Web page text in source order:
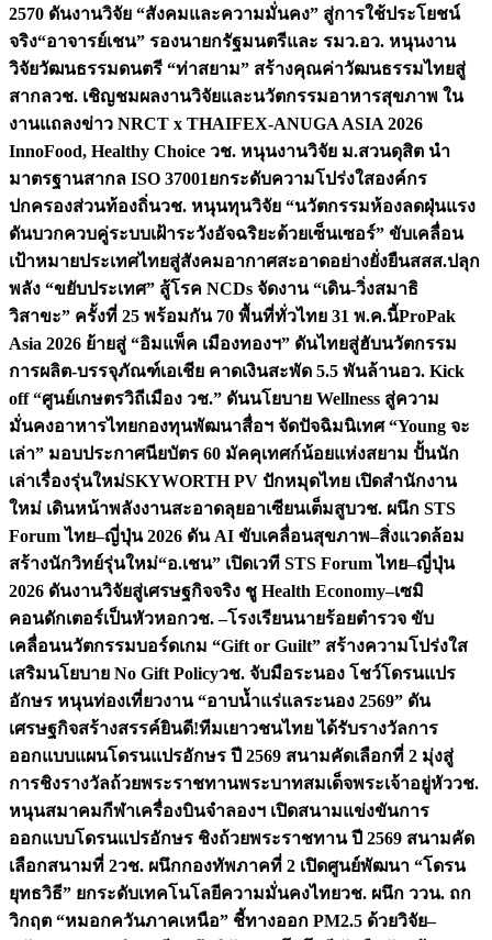
2570 ดันงานวิจัย “สังคมและความมั่นคง” สู่การใช้ประโยชน์
จริง“อาจารย์เชน” รองนายกรัฐมนตรีและ รมว.อว. หนุนงาน
วิจัยวัฒนธรรมดนตรี “ท่าสยาม” สร้างคุณค่าวัฒนธรรมไทยสู่
สากลวช. เชิญชมผลงานวิจัยและนวัตกรรมอาหารสุขภาพ ใน
งานแถลงข่าว NRCT x THAIFEX-ANUGA ASIA 2026
InnoFood, Healthy Choice วช. หนุนงานวิจัย ม.สวนดุสิต นำ
มาตรฐานสากล ISO 37001ยกระดับความโปร่งใสองค์กร
ปกครองส่วนท้องถิ่นวช. หนุนทุนวิจัย “นวัตกรรมห้องลดฝุ่นแรง
ดันบวกควบคู่ระบบเฝ้าระวังอัจฉริยะด้วยเซ็นเซอร์” ขับเคลื่อน
เป้าหมายประเทศไทยสู่สังคมอากาศสะอาดอย่างยั่งยืนสสส.ปลุก
พลัง “ขยับประเทศ” สู้โรค NCDs จัดงาน “เดิน-วิ่งสมาธิ
วิสาขะ” ครั้งที่ 25 พร้อมกัน 70 พื้นที่ทั่วไทย 31 พ.ค.นี้ProPak
Asia 2026 ย้ายสู่ “อิมแพ็ค เมืองทองฯ” ดันไทยสู่ฮับนวัตกรรม
การผลิต-บรรจุภัณฑ์เอเชีย คาดเงินสะพัด 5.5 พันล้านอว. Kick
off “ศูนย์เกษตรวิถีเมือง วช.” ดันนโยบาย Wellness สู่ความ
มั่นคงอาหารไทยกองทุนพัฒนาสื่อฯ จัดปัจฉิมนิเทศ “Young จะ
เล่า” มอบประกาศนียบัตร 60 มัคคุเทศก์น้อยแห่งสยาม ปั้นนัก
เล่าเรื่องรุ่นใหม่SKYWORTH PV ปักหมุดไทย เปิดสำนักงาน
ใหม่ เดินหน้าพลังงานสะอาดลุยอาเซียนเต็มสูบวช. ผนึก STS
Forum ไทย–ญี่ปุ่น 2026 ดัน AI ขับเคลื่อนสุขภาพ–สิ่งแวดล้อม
สร้างนักวิทย์รุ่นใหม่“อ.เชน” เปิดเวที STS Forum ไทย–ญี่ปุ่น
2026 ดันงานวิจัยสู่เศรษฐกิจจริง ชู Health Economy–เซมิ
คอนดักเตอร์เป็นหัวหอกวช. –โรงเรียนนายร้อยตำรวจ ขับ
เคลื่อนนวัตกรรมบอร์ดเกม “Gift or Guilt” สร้างความโปร่งใส
เสริมนโยบาย No Gift Policyวช. จับมือระนอง โชว์โดรนแปร
อักษร หนุนท่องเที่ยวงาน “อาบน้ำแร่แลระนอง 2569” ดัน
เศรษฐกิจสร้างสรรค์ยินดี!ทีมเยาวชนไทย ได้รับรางวัลการ
ออกแบบแผนโดรนแปรอักษร ปี 2569 สนามคัดเลือกที่ 2 มุ่งสู่
การชิงรางวัลถ้วยพระราชทานพระบาทสมเด็จพระเจ้าอยู่หัววช.
หนุนสมาคมกีฬาเครื่องบินจำลองฯ เปิดสนามแข่งขันการ
ออกแบบโดรนแปรอักษร ชิงถ้วยพระราชทาน ปี 2569 สนามคัด
เลือกสนามที่ 2วช. ผนึกกองทัพภาคที่ 2 เปิดศูนย์พัฒนา “โดรน
ยุทธวิธี” ยกระดับเทคโนโลยีความมั่นคงไทยวช. ผนึก ววน. ถก
วิกฤต “หมอกควันภาคเหนือ” ชี้ทางออก PM2.5 ด้วยวิจัย–